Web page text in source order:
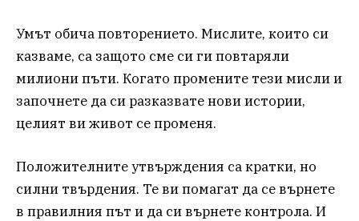
Умът обича повторението. Мислите, които си
казваме, са защото сме си ги повтаряли
милиони пъти. Когато промените тези мисли и
започнете да си разказвате нови истории,
целият ви живот се променя.
Положителните утвърждения са кратки, но
силни твърдения. Те ви помагат да се върнете
в правилния път и да си върнете контрола. И